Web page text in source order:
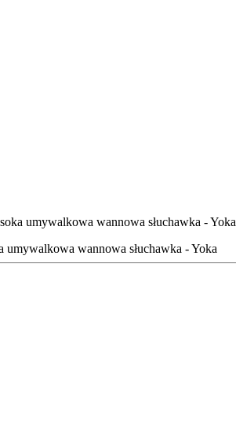
umywalkowa wannowa słuchawka - Yoka